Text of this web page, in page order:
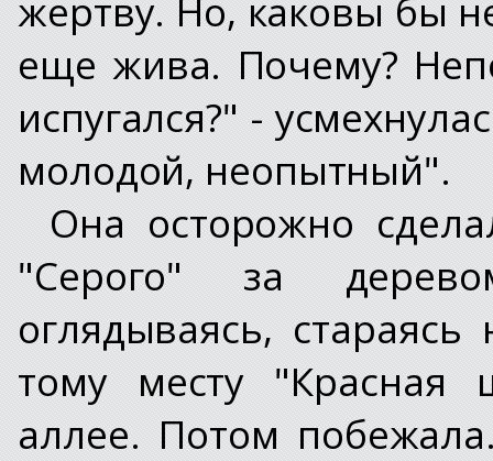
еще жива. Почему?
испугался?" -
молодой, неопытный".
Она осторожно
"Серого" за
оглядываясь,
тому месту
аллее. Потом